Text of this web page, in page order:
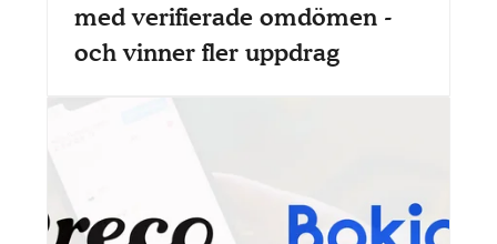
med verifierade omdömen -
och vinner fler uppdrag